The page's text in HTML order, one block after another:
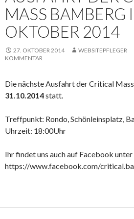
MASS BAMBERG
OKTOBER 2014
27. OKTOBER 2014 WEBSITEPFLEGER
KOMMENTAR
Die nächste Ausfahrt der Critical
31.10.2014statt.
Treffpunkt: Rondo, Schönleinsplatz,
Uhrzeit: 18:00Uhr
Ihr findet uns auch auf Facebook unter
https://www.facebook.com/